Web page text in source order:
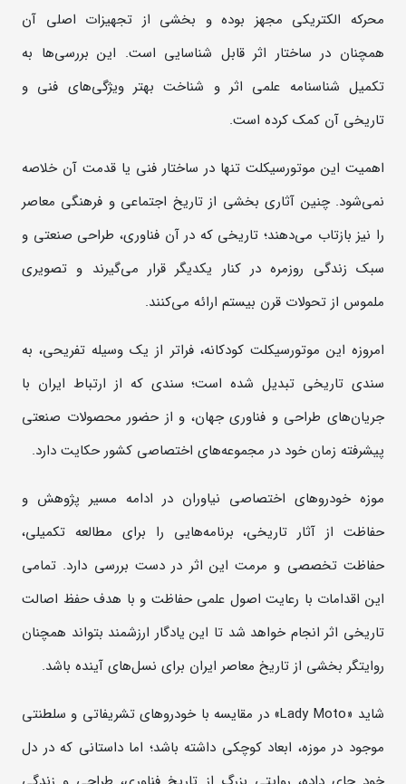
محرکه الکتریکی مجهز بوده و بخشی از تجهیزات اصلی آن
همچنان در ساختار اثر قابل شناسایی است. این بررسی‌ها به
تکمیل شناسنامه علمی اثر و شناخت بهتر ویژگی‌های فنی و
تاریخی آن کمک کرده است.
اهمیت این موتورسیکلت تنها در ساختار فنی یا قدمت آن خلاصه
نمی‌شود. چنین آثاری بخشی از تاریخ اجتماعی و فرهنگی معاصر
را نیز بازتاب می‌دهند؛ تاریخی که در آن فناوری، طراحی صنعتی و
سبک زندگی روزمره در کنار یکدیگر قرار می‌گیرند و تصویری
ملموس از تحولات قرن بیستم ارائه می‌کنند.
امروزه این موتورسیکلت کودکانه، فراتر از یک وسیله تفریحی، به
سندی تاریخی تبدیل شده است؛ سندی که از ارتباط ایران با
جریان‌های طراحی و فناوری جهان، و از حضور محصولات صنعتی
پیشرفته زمان خود در مجموعه‌های اختصاصی کشور حکایت دارد.
موزه خودروهای اختصاصی نیاوران در ادامه مسیر پژوهش و
حفاظت از آثار تاریخی، برنامه‌هایی را برای مطالعه تکمیلی،
حفاظت تخصصی و مرمت این اثر در دست بررسی دارد. تمامی
این اقدامات با رعایت اصول علمی حفاظت و با هدف حفظ اصالت
تاریخی اثر انجام خواهد شد تا این یادگار ارزشمند بتواند همچنان
روایتگر بخشی از تاریخ معاصر ایران برای نسل‌های آینده باشد.
شاید «Lady Moto» در مقایسه با خودروهای تشریفاتی و سلطنتی
موجود در موزه، ابعاد کوچکی داشته باشد؛ اما داستانی که در دل